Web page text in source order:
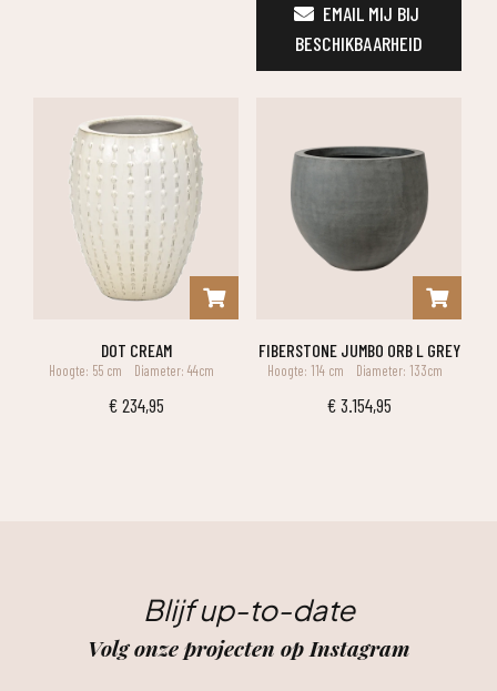
EMAIL MIJ BIJ
BESCHIKBAARHEID
DOT CREAM
Hoogte: 55 cm Diameter: 44cm
€ 234,95
FIBERSTONE JUMBO ORB L GREY
Hoogte: 114 cm Diameter: 133cm
€ 3.154,95
Blijf up-to-date
Volg onze projecten op Instagram